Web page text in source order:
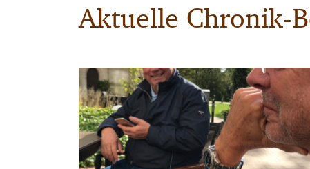
Aktuelle Chronik-